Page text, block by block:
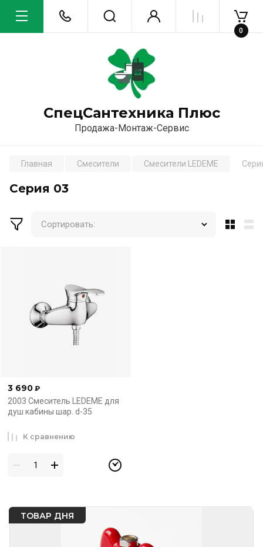
СпецСантехника Плюс
Продажа-Монтаж-Сервис
0
ТОВАР ДНЯ
Главная Смесители Смесители LEDEME
Серия 03
Сортировать:
3 690 ₽
2003 Смеситель LEDEME для
душ кабины шар. d-35
К сравнению